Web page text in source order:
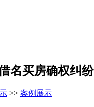
名买房确权纠纷
>> 案例展示